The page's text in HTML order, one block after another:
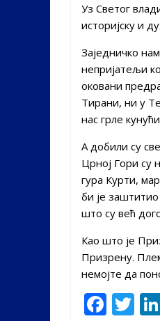
Уз Светог
историјску и
Заједничко
непријатељи
оковани
Тирани, ни у
нас грле
А добили су
Црној Гори су
гура Курти,
би је
што су већ
Као што је
Призрену.
немојте да
F T